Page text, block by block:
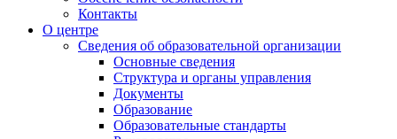
Контакты
О центре
Сведения об образовательной организации
Основные сведения
Структура и органы управления
Документы
Образование
Образовательные стандарты